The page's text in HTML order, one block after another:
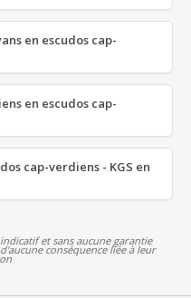
en escudos cap-
en escudos cap-
cap-verdiens - KGS en
et sans aucune garantie
conséquence liée à leur